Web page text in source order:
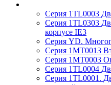
Серия 1TL0003
Серия 1TL0303
корпусе IE3
Серия YD.
Серия 1MT0013
Серия 1MT0003
Серия 1TL0004
Серия 1TL0001.